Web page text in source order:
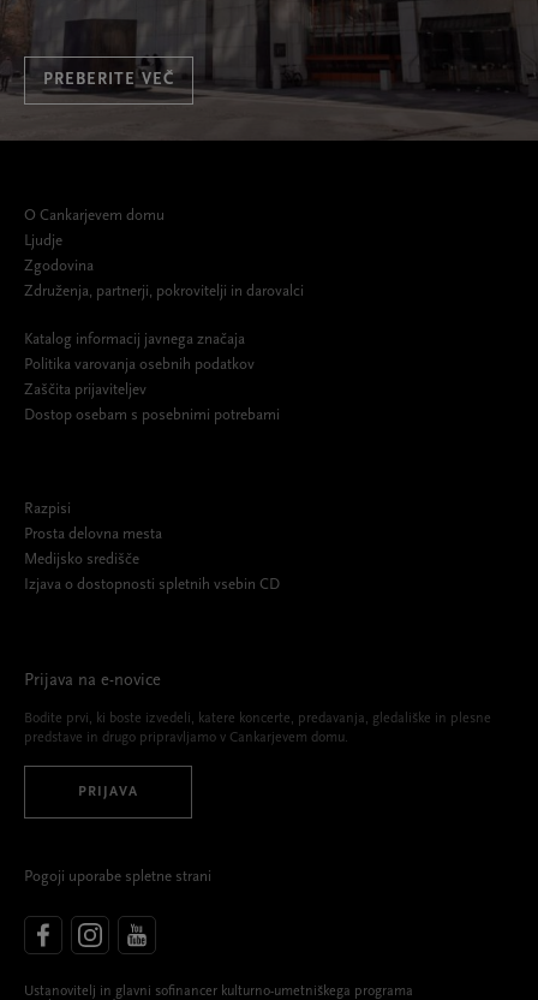
PREBERITE VEČ
O Cankarjevem domu
Ljudje
Zgodovina
Združenja, partnerji, pokrovitelji in darovalci
Katalog informacij javnega značaja
Politika varovanja osebnih podatkov
Zaščita prijaviteljev
Dostop osebam s posebnimi potrebami
Razpisi
Prosta delovna mesta
Medijsko središče
Izjava o dostopnosti spletnih vsebin CD
Prijava na e-novice
Bodite prvi, ki boste izvedeli, katere koncerte, predavanja, gledališke in plesne
predstave in drugo pripravljamo v Cankarjevem domu.
PRIJAVA
Pogoji uporabe spletne strani
Ustanovitelj in glavni sofinancer kulturno-umetniškega programa